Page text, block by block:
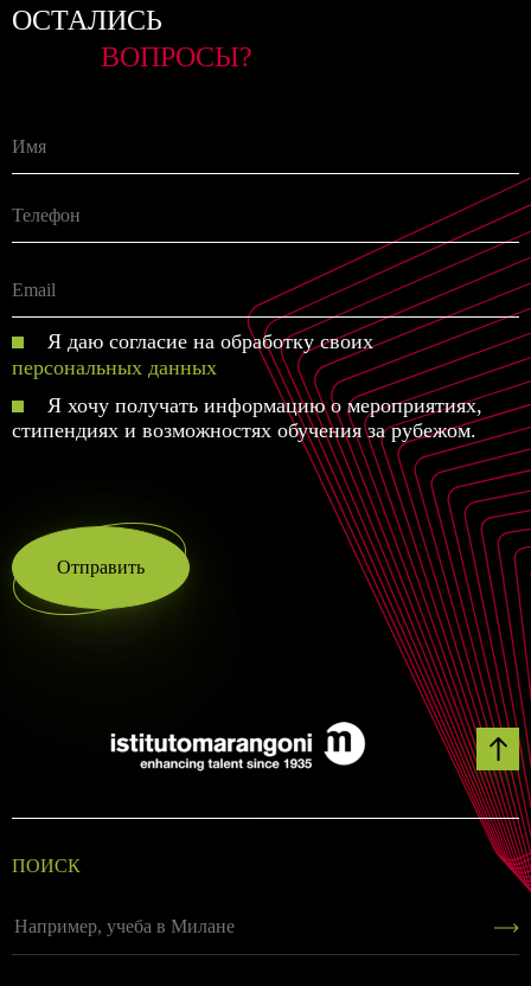
ОСТАЛИСЬ
ВОПРОСЫ?
Я даю согласие на обработку своих
персональных данных
Я хочу получать информацию о мероприятиях,
стипендиях и возможностях обучения за рубежом.
Отправить
ПОИСК